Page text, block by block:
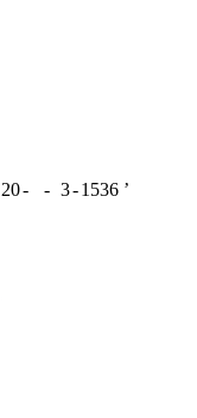
20- - 3-1536 ʼ